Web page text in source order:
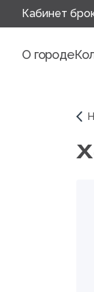
Кабинет
О городе